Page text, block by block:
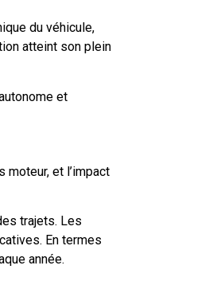
du véhicule,
atteint son plein
et
et l’impact
trajets. Les
En termes
année.